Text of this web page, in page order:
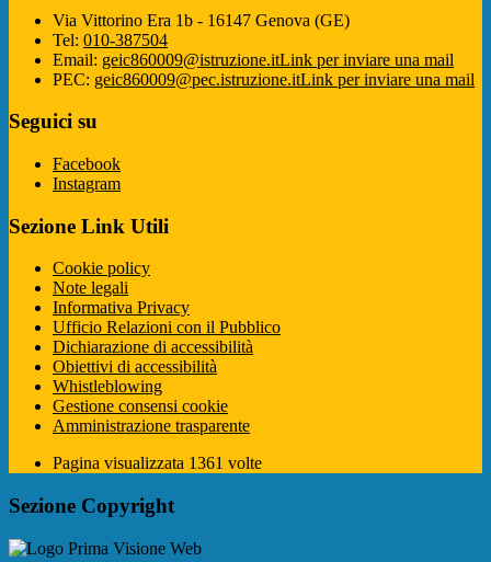
Via Vittorino Era 1b - 16147 Genova (GE)
Tel: 010-387504
Email: geic860009@istruzione.itLink per inviare una mail
PEC: geic860009@pec.istruzione.itLink per inviare una mail
Seguici su
Facebook
Instagram
Sezione Link Utili
Cookie policy
Note legali
Informativa Privacy
Ufficio Relazioni con il Pubblico
Dichiarazione di accessibilità
Obiettivi di accessibilità
Whistleblowing
Gestione consensi cookie
Amministrazione trasparente
Pagina visualizzata 1361 volte
Sezione Copyright